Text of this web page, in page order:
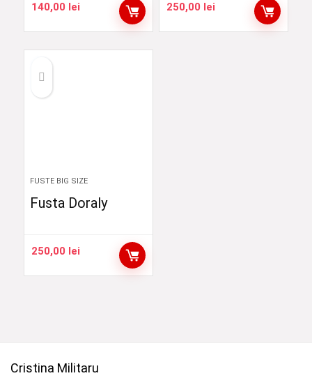
140,00 lei 250,00 lei
FUSTE BIG SIZE
Fusta Doraly
250,00 lei
Cristina Militaru